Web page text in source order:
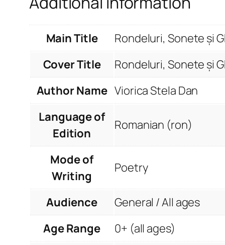
Main Title
Rondeluri, Sonete și
Cover Title
Rondeluri, Sonete și
Author Name Viorica Stela Dan
Language of
Edition
Romanian (ron)
Mode of
Writing
Poetry
Audience
General / All ages
Age Range
0+ (all ages)